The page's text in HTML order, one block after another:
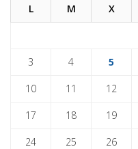
L M X
3 4 5
10 11 12
17 18 19
24 25 26